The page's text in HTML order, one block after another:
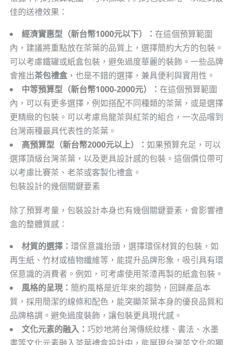
佳的送禮效果：
經濟實惠型（新台幣1000元以下）： 在這個預算範圍
內，建議將重點放在茶葉的品質上，選擇簡約大方的包裝。
可以考慮鐵罐或紙盒包裝，避免過度華麗的裝飾。一些品牌
會推出茶包禮盒，也是不錯的選擇，兼具便利與實用性。
中等預算型（新台幣1000-2000元）： 在這個預算範圍
內，可以有更多選擇，例如搭配不同種類的茶葉，或是選擇
更精緻的包裝。可以考慮烏龍茶與紅茶的組合，一次品嚐到
台灣兩種最具代表性的茶葉。
高預算型（新台幣2000元以上）： 如果預算充足，可以
選擇頂級台灣茶葉，以及更具設計感的包裝。這個價位帶可
以考慮比賽茶、老茶或客製化禮盒。
包裝設計的幾個關鍵要素
除了預算考量，包裝設計本身也有幾個關鍵要素，會影響禮
盒的整體質感：
材質的選擇： 環保意識抬頭，選擇環保材質的包裝，如
再生紙、竹材或植物纖維等，能提升品牌形象，吸引具有環
保意識的消費者。例如，可考慮使用茶渣再製的紙盒包裝。
風格的呈現： 簡約風格是近年來的趨勢，回歸產品本
質，採用簡潔的線條和配色，能突顯茶葉本身的優良品質和
品牌格調。避免過度裝飾，讓包裝更具現代感。
文化元素的融入： 巧妙地將台灣傳統紋樣、書法、水墨